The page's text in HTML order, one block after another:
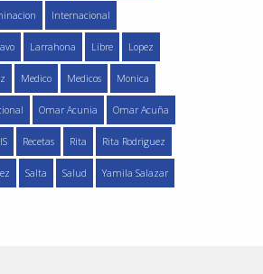
Internacional
Larrahona Libre Lopez
Medico Medicos Monica
Omar Acunia Omar Acuña
Recetas Rita Rita Rodriguez
Salta Salud Yamila Salazar